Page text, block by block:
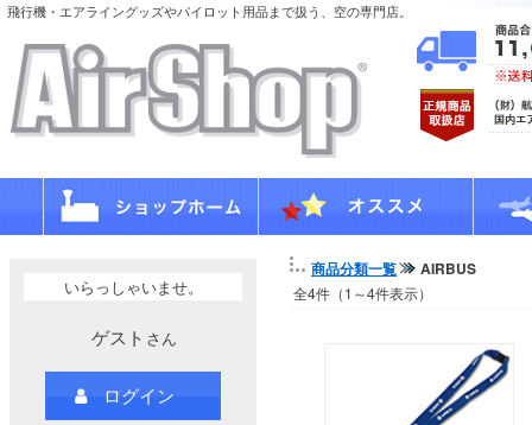
飛行機・エアライングッズやパイロット用品まで扱う、空の専門店。
いらっしゃいませ。
ゲスト さん
ログイン
商品分類一覧 AIRBUS
全4件（1～4件表示）